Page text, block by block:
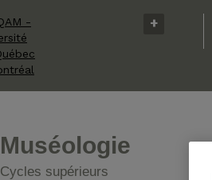
Muséologie
Cycles supérieurs